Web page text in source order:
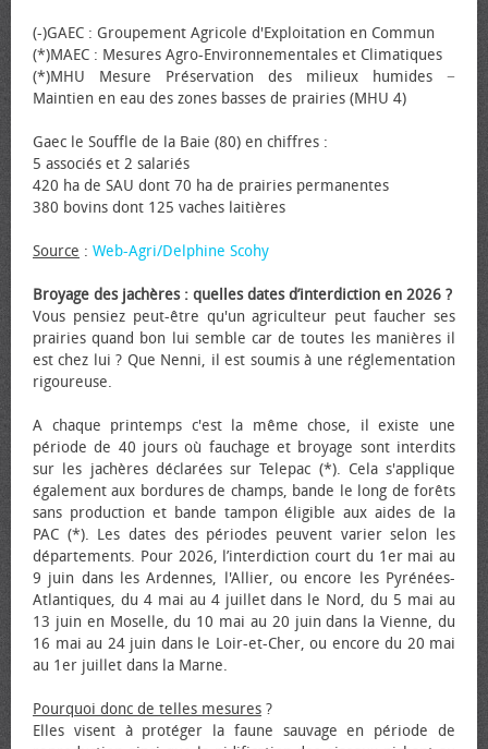
(-)GAEC : Groupement Agricole d'Exploitation en Commun
(*)MAEC : Mesures Agro-Environnementales et Climatiques
(*)MHU Mesure Préservation des milieux humides −
Maintien en eau des zones basses de prairies (MHU 4)
Gaec le Souffle de la Baie (80) en chiffres :
5 associés et 2 salariés
420 ha de SAU dont 70 ha de prairies permanentes
380 bovins dont 125 vaches laitières
Source : Web-Agri/Delphine Scohy
Broyage des jachères : quelles dates d’interdiction en 2026 ?
Vous pensiez peut-être qu'un agriculteur peut faucher ses
prairies quand bon lui semble car de toutes les manières il
est chez lui ? Que Nenni, il est soumis à une réglementation
rigoureuse.
A chaque printemps c'est la même chose, il existe une
période de 40 jours où fauchage et broyage sont interdits
sur les jachères déclarées sur Telepac (*). Cela s'applique
également aux bordures de champs, bande le long de forêts
sans production et bande tampon éligible aux aides de la
PAC (*). Les dates des périodes peuvent varier selon les
départements. Pour 2026, l’interdiction court du 1er mai au
9 juin dans les Ardennes, l'Allier, ou encore les Pyrénées-
Atlantiques, du 4 mai au 4 juillet dans le Nord, du 5 mai au
13 juin en Moselle, du 10 mai au 20 juin dans la Vienne, du
16 mai au 24 juin dans le Loir-et-Cher, ou encore du 20 mai
au 1er juillet dans la Marne.
Pourquoi donc de telles mesures ?
Elles visent à protéger la faune sauvage en période de